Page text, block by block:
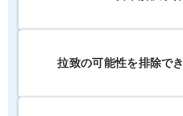
拉致の可能性を排除で